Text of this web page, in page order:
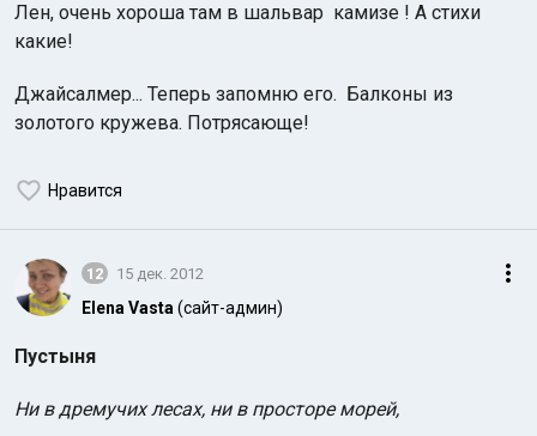
Лен, очень хороша там в шальвар камизе ! А стихи
какие!
Джайсалмер... Теперь запомню его. Балконы из
золотого кружева. Потрясающе!
Нравится
12 15 дек. 2012
Elena Vasta(сайт-админ)
Пустыня
Ни в дремучих лесах, ни в просторе морей,